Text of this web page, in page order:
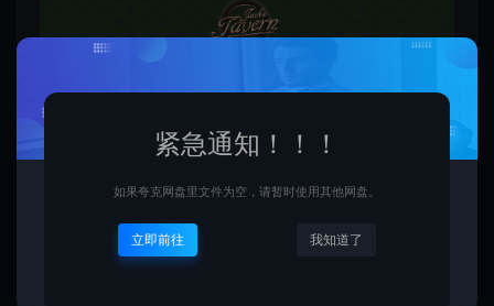
紧急通知！！！
如果夸克网盘里文件为空，请暂时使用其他网盘。
立即前往 我知道了